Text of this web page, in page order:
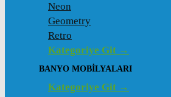
Neon
Geometry
Retro
Kategoriye Git →
BANYO MOBILYALARI
Kategoriye Git →